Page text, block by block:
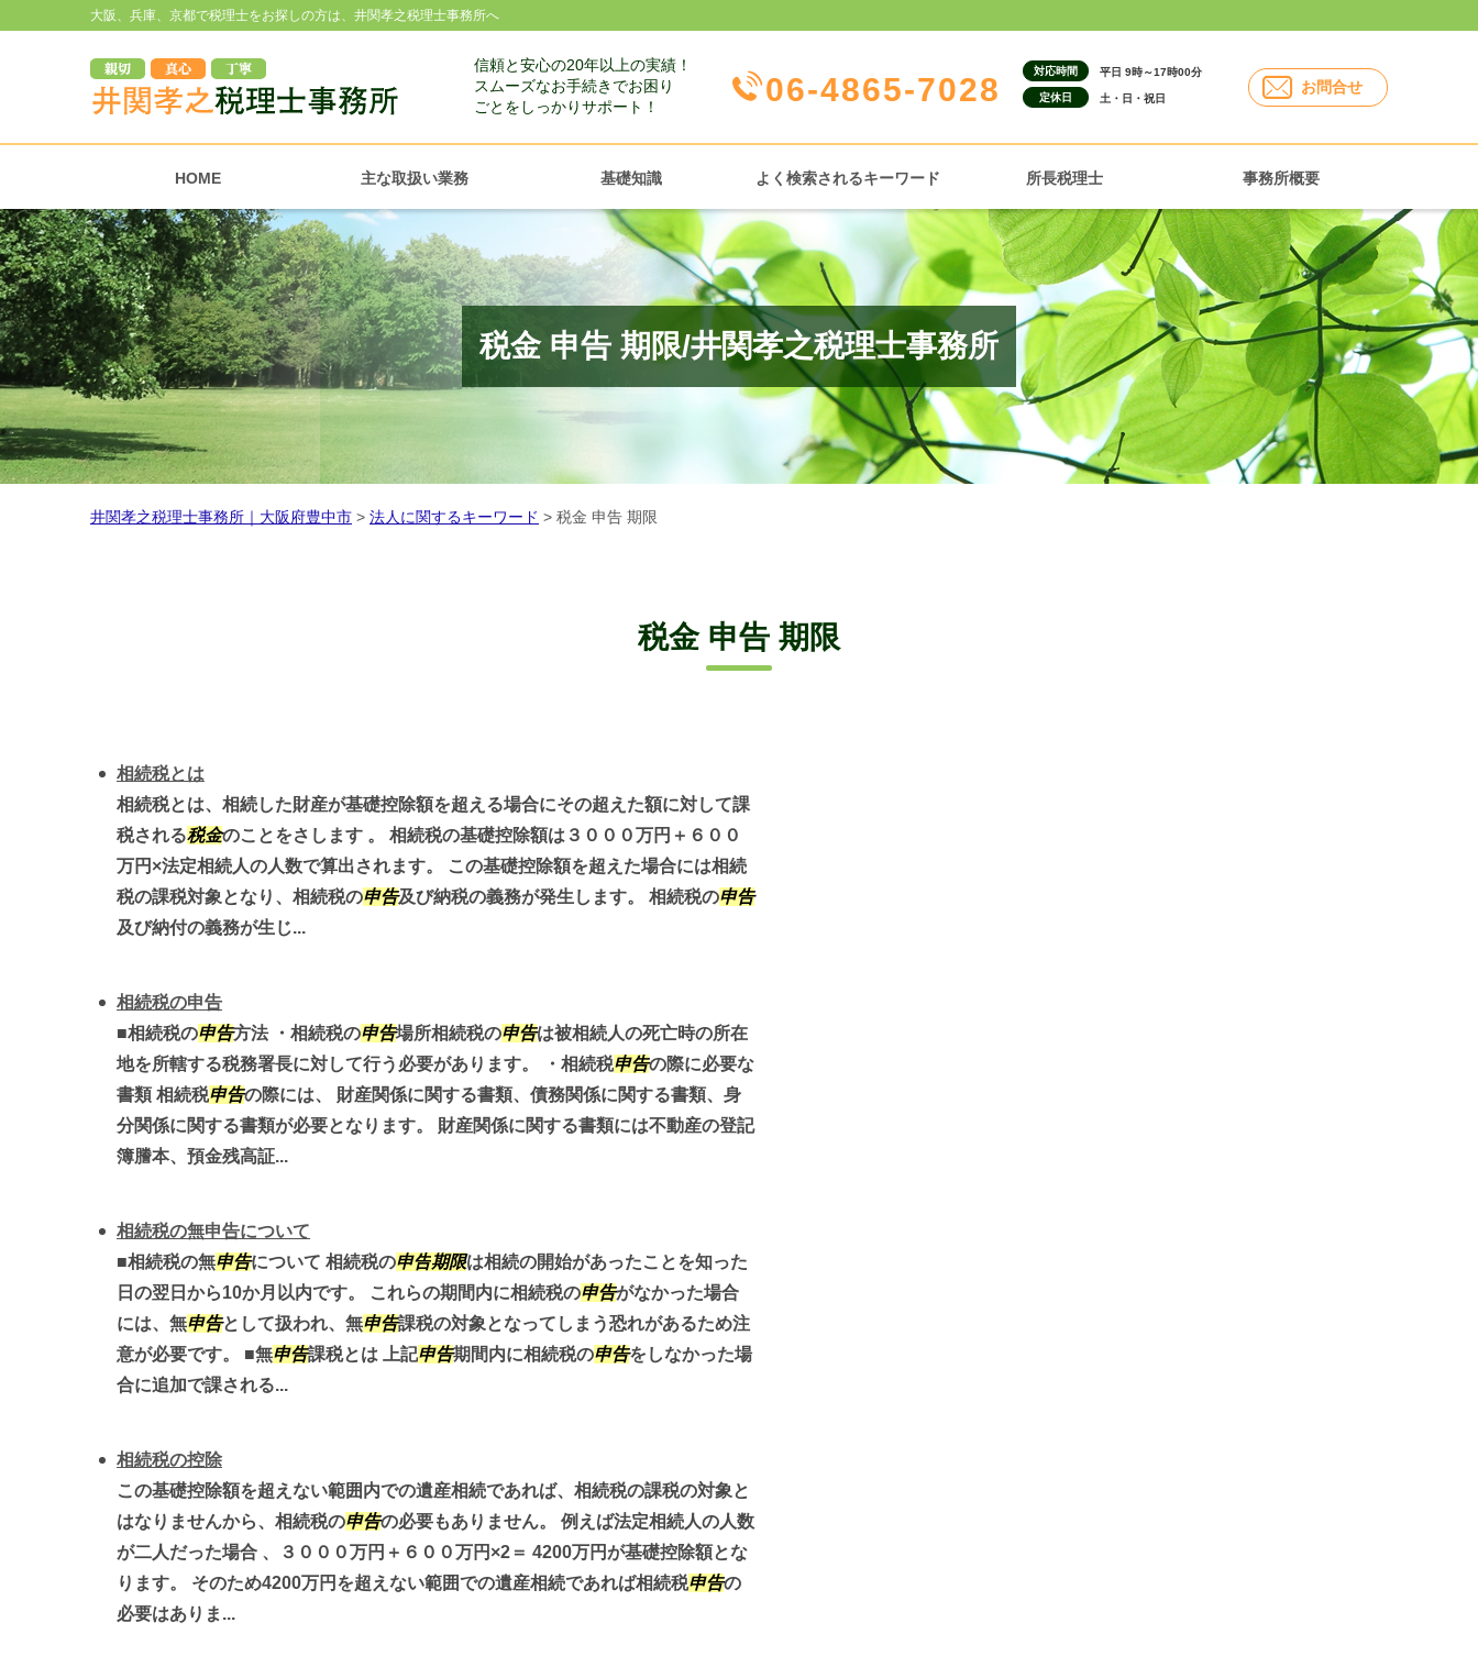
大阪、兵庫、京都で税理士をお探しの方は、井関孝之税理士事務所へ
信頼と安心の20年以上の実績！
スムーズなお手続きでお困り
ごとをしっかりサポート！
06-4865-7028
対応時間 平日 9時～17時00分
定休日 土・日・祝日
お問合せ
HOME 主な取扱い業務 基礎知識 よく検索されるキーワード 所長税理士 事務所概要
税金 申告 期限/井関孝之税理士事務所
井関孝之税理士事務所｜大阪府豊中市 > 法人に関するキーワード > 税金 申告 期限
税金 申告 期限
相続税とは
相続税とは、相続した財産が基礎控除額を超える場合にその超えた額に対して課
税される税金のことをさします 。 相続税の基礎控除額は３０００万円＋６００
万円×法定相続人の人数で算出されます。 この基礎控除額を超えた場合には相続
税の課税対象となり、相続税の申告及び納税の義務が発生します。 相続税の申告
及び納付の義務が生じ...
相続税の申告
■相続税の申告方法 ・相続税の申告場所相続税の申告は被相続人の死亡時の所在
地を所轄する税務署長に対して行う必要があります。 ・相続税申告の際に必要な
書類 相続税申告の際には、 財産関係に関する書類、債務関係に関する書類、身
分関係に関する書類が必要となります。 財産関係に関する書類には不動産の登記
簿謄本、預金残高証...
相続税の無申告について
■相続税の無申告について 相続税の申告期限は相続の開始があったことを知った
日の翌日から10か月以内です。 これらの期間内に相続税の申告がなかった場合
には、無申告として扱われ、無申告課税の対象となってしまう恐れがあるため注
意が必要です。 ■無申告課税とは 上記申告期間内に相続税の申告をしなかった場
合に追加で課される...
相続税の控除
この基礎控除額を超えない範囲内での遺産相続であれば、相続税の課税の対象と
はなりませんから、相続税の申告の必要もありません。 例えば法定相続人の人数
が二人だった場合 、３０００万円＋６００万円×2＝ 4200万円が基礎控除額とな
ります。 そのため4200万円を超えない範囲での遺産相続であれば相続税申告の
必要はありま...